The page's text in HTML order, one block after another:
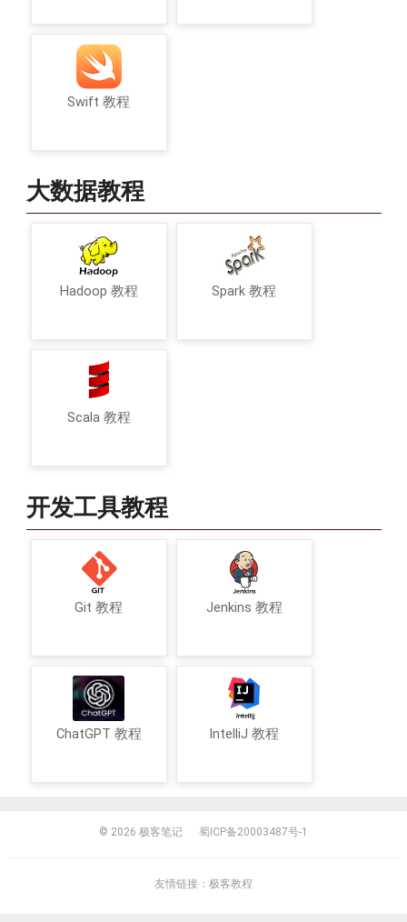
Swift 教程
大数据教程
Hadoop 教程 Spark 教程
Scala 教程
开发工具教程
Git 教程 Jenkins 教程
ChatGPT 教程 IntelliJ 教程
© 2026 极客笔记 蜀ICP备20003487号-1
友情链接： 极客教程